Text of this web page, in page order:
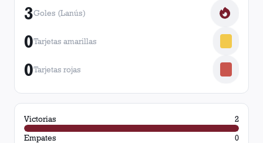
3Goles (Lanús)
0Tarjetas amarillas
0Tarjetas rojas
Victorias
2
Empates
0